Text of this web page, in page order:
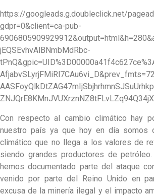
https://googleads.g.doubleclick.net/
gdpr=0&client=ca-pub-
jEQSEvhvAlBNmbMdRbc-
Con respecto al cambio climático hay
nuestro país ya que hoy en día somos
climático que no llega a los valores de
siendo grandes productores de
hemos documentado parte del ataque
venido por parte del Reino Unido en
excusa de la minería ilegal y el impacto